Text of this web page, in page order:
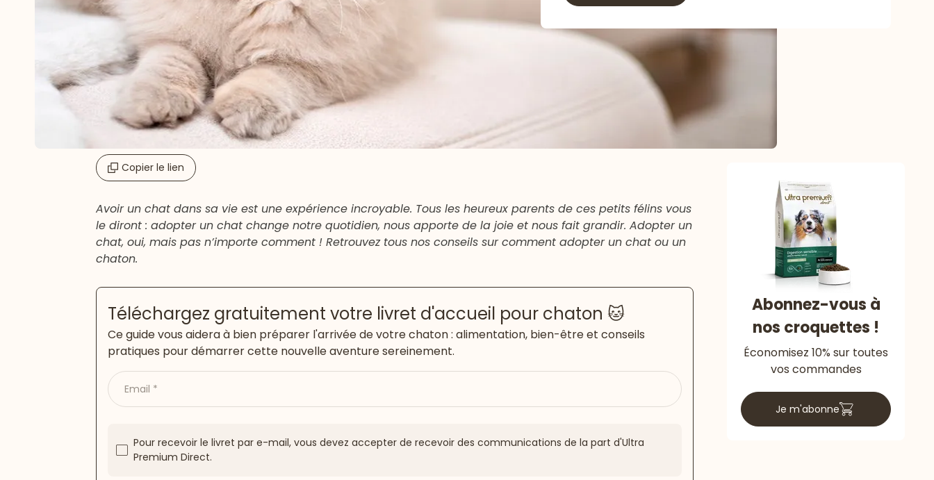
Copier le lien
Avoir un chat dans sa vie est une expérience incroyable. Tous les heureux parents de ces petits félins vous
le diront : adopter un chat change notre quotidien, nous apporte de la joie et nous fait grandir. Adopter un
chat, oui, mais pas n’importe comment ! Retrouvez tous nos conseils sur comment adopter un chat ou un
chaton.
Téléchargez gratuitement votre livret d'accueil pour chaton 🐱
Ce guide vous aidera à bien préparer l'arrivée de votre chaton : alimentation, bien-être et conseils
pratiques pour démarrer cette nouvelle aventure sereinement.
Email
Pour recevoir le livret par e-mail, vous devez accepter de recevoir des communications de la part d'Ultra
Premium Direct.
Abonnez-vous à
nos croquettes !
Économisez 10% sur toutes
vos commandes
Je m'abonne